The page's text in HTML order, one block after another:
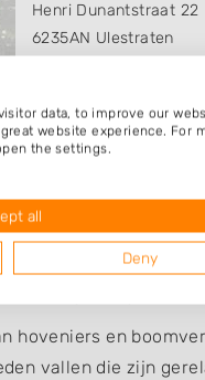
Henri Dunantstraat 22
6235AN Ulestraten
hoveniers en
vallen die zijn
data, to improve our
website experience. For
the settings.
all
Deny